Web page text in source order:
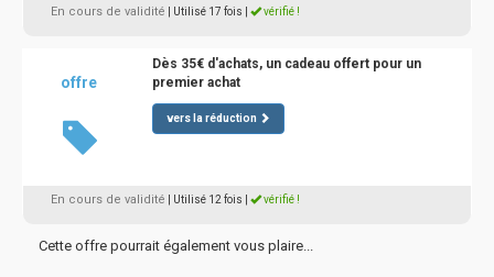
En cours de validité | Utilisé 17 fois vérifié !
offre
Dès 35€ d'achats, un cadeau offert pour un
premier achat
vers la réduction
En cours de validité | Utilisé 12 fois vérifié !
Cette offre pourrait également vous plaire...